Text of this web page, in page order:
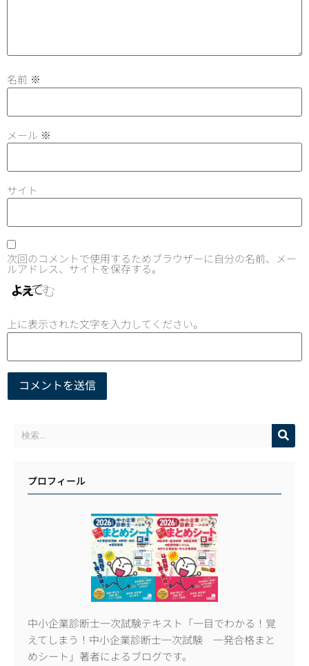
名前 ※
メール ※
サイト
次回のコメントで使用するためブラウザーに自分の名前、メー
ルアドレス、サイトを保存する。
上に表示された文字を入力してください。
プロフィール
中小企業診断士一次試験テキスト「一目でわかる！覚
えてしまう！中小企業診断士一次試験 一発合格まと
めシート」著者によるブログです。